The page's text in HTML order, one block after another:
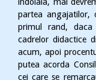
partea angajatilor,
primul rand,
cadrelor didactice
acum, apoi
putea acorda
cei care se